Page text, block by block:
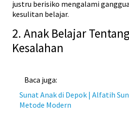
justru berisiko mengalami
kesulitan belajar.
2. Anak Belajar
Kesalahan
Baca juga:
Sunat Anak di Depok | Alfatih
Metode Modern